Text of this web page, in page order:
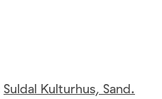
Suldal Kulturhus, Sand.